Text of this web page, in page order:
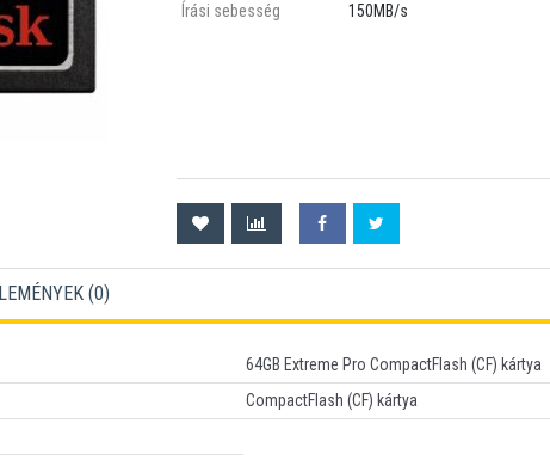
Írási sebesség
150MB/s
(0)
64GB Extreme Pro CompactFlash (CF) kártya
CompactFlash (CF) kártya